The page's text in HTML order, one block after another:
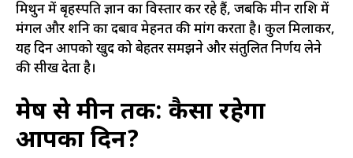
मिथुन में बृहस्पति ज्ञान का विस्तार कर रहे हैं, जबकि मीन राशि में
मंगल और शनि का दबाव मेहनत की मांग करता है। कुल मिलाकर,
यह दिन आपको खुद को बेहतर समझने और संतुलित निर्णय लेने
की सीख देता है।
मेष से मीन तक: कैसा रहेगा
आपका दिन?